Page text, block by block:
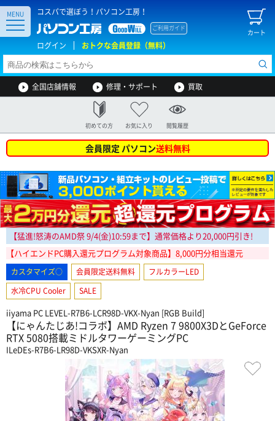
コスパで選ぼう！パソコン工房！
カート
ご利用ガイド
ログイン おトクな会員登録（無料）
MENU
全国店舗情報 修理・サポート 買取
初めての方 お気に入り 閲覧履歴
会員限定 パソコン送料無料
【猛進!怒涛のAMD祭9/4(金)10:59まで】通常価格より20,000円引き!
【ハイエンドPC購入還元プログラム対象商品】8,000円分相当還元
カスタマイズ○ 会員限定送料無料
フルカラーLED
水冷CPU Cooler
SALE
iiyama PC LEVEL-R7B6-LCR98D-VKX-Nyan [RGB Build]
【にゃんたじあ!コラボ】AMD Ryzen 7 9800X3DとGeForce
RTX 5080搭載ミドルタワーゲーミングPC
ILeDEs-R7B6-LR98D-VKSXR-Nyan